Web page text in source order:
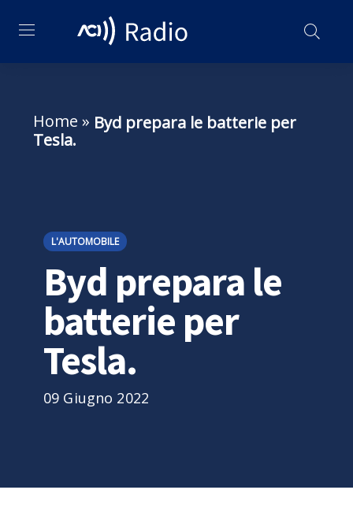
Home » Byd prepara le batterie per
Tesla.
L'AUTOMOBILE
Byd prepara le
batterie per
Tesla.
09 Giugno 2022